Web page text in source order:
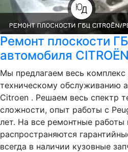
Ремонт плоскости
автомобиля
Мы предлагаем весь комплекс
техническому обслуживанию
Citroen . Решаем весь спектр
сложности, опыт работы с
лет. На все ремонтные
распространяются
всегда в наличии кузовные